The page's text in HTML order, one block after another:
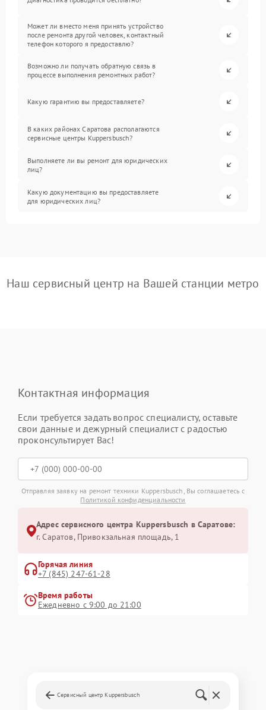
Может ли вместо меня принять устройство
после ремонта другой человек, контактный
телефон которого я предоставлю?
Возможно ли получать обратную связь в
процессе выполнения ремонтных работ?
Какую гарантию вы предоставляете?
В каких районах Саратова располагаются
сервисные центры Kuppersbusch?
Выполняете ли вы ремонт для юридических
лиц?
Какую документацию вы предоставляете
для юридических лиц?
Наш сервисный центр на Вашей станции метро
Контактная информация
Если требуется задать вопрос специалисту, оставьте
свои данные и дежурный специалист с радостью
проконсультирует Вас!
Отправляя заявку на ремонт техники Kuppersbusch, Вы соглашаетесь с
Политикой конфиденциальности
Адрес сервисного центра Kuppersbusch в Саратове:
г. Саратов, Привокзальная площадь, 1
Горячая линия
+7 (845) 247-61-28
Время работы
Ежедневно с 9:00 до 21:00
Сервисный центр Kuppersbusch